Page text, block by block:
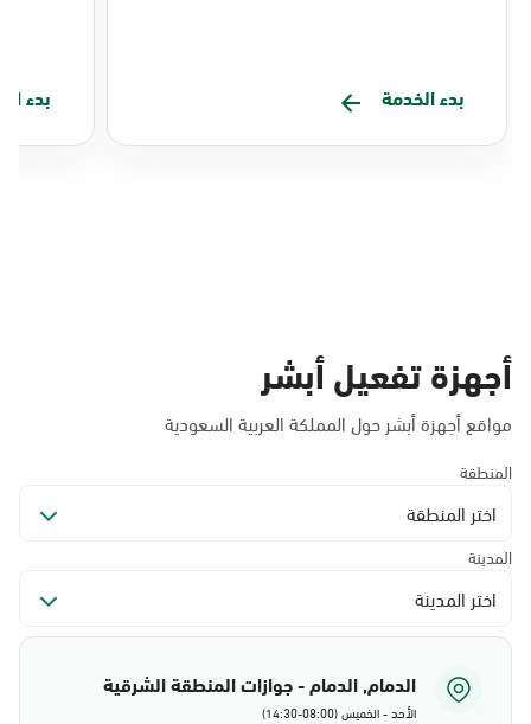
بدء الخدمة بدء
أجهزة تفعيل أبشر
مواقع أجهزة أبشر حول المملكة العربية السعودية
المنطقة
اختر المنطقة
المدينة
اختر المدينة
الدمام, الدمام - جوازات المنطقة الشرقية
الأحد - الخميس (08:00-14:30)